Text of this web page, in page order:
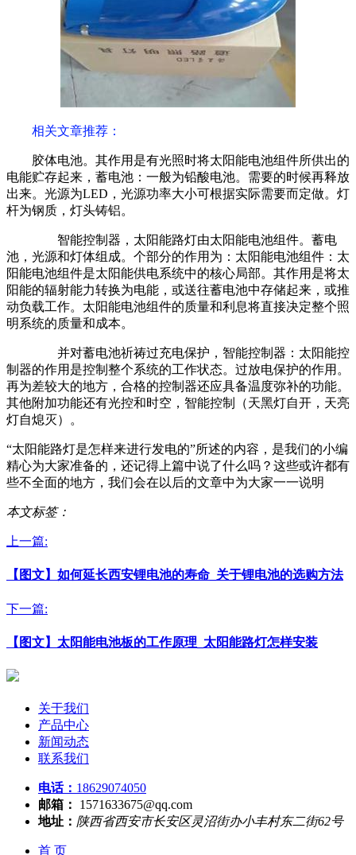
相关文章推荐：
胶体电池。其作用是有光照时将太阳能电池组件所供出的
电能贮存起来，蓄电池：一般为铅酸电池。需要的时候再释放
出来。光源为LED，光源功率大小可根据实际需要而定做。灯
杆为钢质，灯头铸铝。
智能控制器，太阳能路灯由太阳能电池组件。蓄电
池，光源和灯体组成。个部分的作用为：太阳能电池组件：太
阳能电池组件是太阳能供电系统中的核心局部。其作用是将太
阳能的辐射能力转换为电能，或送往蓄电池中存储起来，或推
动负载工作。太阳能电池组件的质量和利息将直接决定整个照
明系统的质量和成本。
并对蓄电池祈祷过充电保护，智能控制器：太阳能控
制器的作用是控制整个系统的工作状态。过放电保护的作用。
再为差较大的地方，合格的控制器还应具备温度弥补的功能。
其他附加功能还有光控和时空，智能控制（天黑灯自开，天亮
灯自熄灭）。
“太阳能路灯是怎样来进行发电的”所述的内容，是我们的小编
精心为大家准备的，还记得上篇中说了什么吗？这些或许都有
些不全面的地方，我们会在以后的文章中为大家一一说明
本文标签：
上一篇:
【图文】如何延长西安锂电池的寿命_关于锂电池的选购方法
下一篇:
【图文】太阳能电池板的工作原理_太阳能路灯怎样安装
关于我们
产品中心
新闻动态
联系我们
电话： 18629074050
邮箱：
1571633675@qq.com
地址： 陕西省西安市长安区灵沼街办小丰村东二街62号
首 页